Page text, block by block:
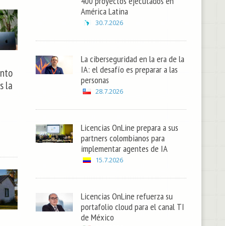
la
América Latina
30.7.2026
La ciberseguridad en la era de la
IA: el desafío es preparar a las
personas
28.7.2026
Licencias OnLine prepara a sus
partners colombianos para
implementar agentes de IA
15.7.2026
Licencias OnLine refuerza su
portafolio cloud para el canal TI
de México